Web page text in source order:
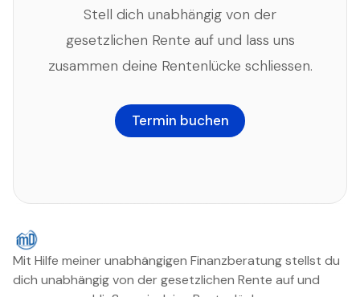
Stell dich unabhängig von der
gesetzlichen Rente auf und lass uns
zusammen deine Rentenlücke schliessen.
Termin buchen
Mit Hilfe meiner unabhängigen Finanzberatung stellst du
dich unabhängig von der gesetzlichen Rente auf und